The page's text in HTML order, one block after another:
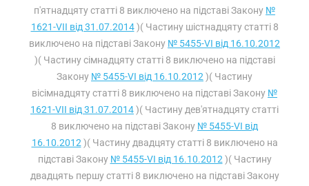
п'ятнадцяту статті 8 виключено на підставі Закону №
1621-VII від 31.07.2014)( Частину шістнадцяту статті 8
виключено на підставі Закону № 5455-VI від 16.10.2012
)( Частину сімнадцяту статті 8 виключено на підставі
Закону № 5455-VI від 16.10.2012 )( Частину
вісімнадцяту статті 8 виключено на підставі Закону №
1621-VII від 31.07.2014)( Частину дев'ятнадцяту статті
8 виключено на підставі Закону № 5455-VI від
16.10.2012 )( Частину двадцяту статті 8 виключено на
підставі Закону № 5455-VI від 16.10.2012 )( Частину
двадцять першу статті 8 виключено на підставі Закону